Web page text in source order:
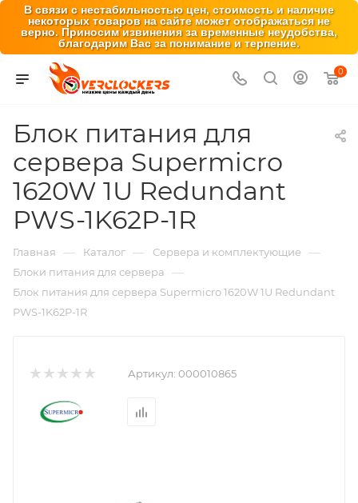
В связи с нестабильностью цен, стоимость и наличие
некоторых товаров на сайте может отображаться не
верно. Приносим извинения за временные неудобства,
благодарим Вас за понимание и терпение.
0
Блок питания для
сервера Supermicro
1620W 1U Redundant
PWS-1K62P-1R
Главная — Каталог — Сервера и комплектующие —
Блоки питания для сервера —
Блок питания для сервера Supermicro 1620W 1U Redundant
PWS-1K62P-1R
Артикул: 000010865